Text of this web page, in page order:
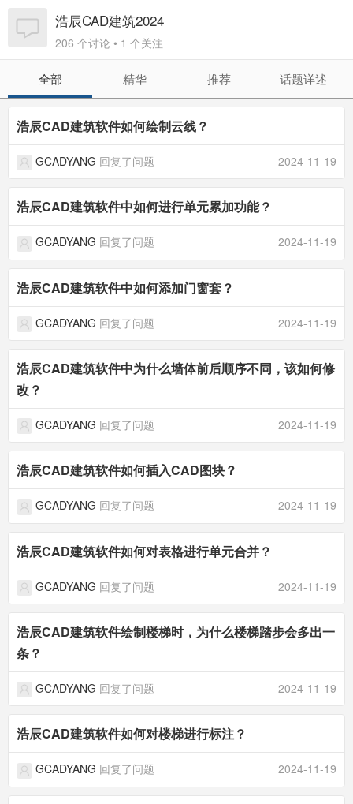
浩辰CAD建筑2024
206 个讨论 • 1 个关注
全部 精华 推荐 话题详述
浩辰CAD建筑软件如何绘制云线？
GCADYANG 回复了问题 2024-11-19
浩辰CAD建筑软件中如何进行单元累加功能？
GCADYANG 回复了问题 2024-11-19
浩辰CAD建筑软件中如何添加门窗套？
GCADYANG 回复了问题 2024-11-19
浩辰CAD建筑软件中为什么墙体前后顺序不同，该如何修
改？
GCADYANG 回复了问题 2024-11-19
浩辰CAD建筑软件如何插入CAD图块？
GCADYANG 回复了问题 2024-11-19
浩辰CAD建筑软件如何对表格进行单元合并？
GCADYANG 回复了问题 2024-11-19
浩辰CAD建筑软件绘制楼梯时，为什么楼梯踏步会多出一
条？
GCADYANG 回复了问题 2024-11-19
浩辰CAD建筑软件如何对楼梯进行标注？
GCADYANG 回复了问题 2024-11-19